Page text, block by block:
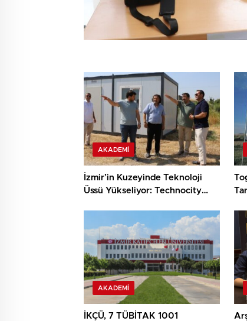
AKADEMI
İzmir’in Kuzeyinde Teknoloji
Üssü Yükseliyor: Technocity
AKADEMI
İKÇÜ, 7 TÜBİTAK 1001